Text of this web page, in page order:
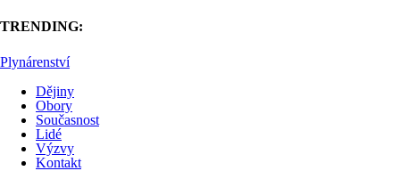
TRENDING:
Plynárenství
Dějiny
Obory
Současnost
Lidé
Výzvy
Kontakt